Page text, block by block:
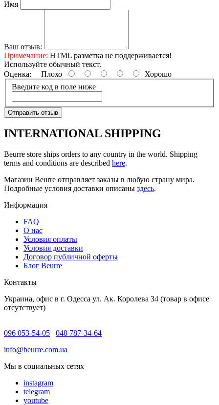
Имя
Ваш отзыв:
Примечание: HTML разметка не поддерживается!
Используйте обычный текст.
Оценка: Плохо
Хорошо
Введите код в поле ниже
Отправить отзыв
INTERNATIONAL SHIPPING
Beurre store ships orders to any country in the world. Shipping
terms and conditions are described here.
Магазин Beurre отправляет заказы в любую страну мира.
Подробные условия доставки описаны здесь.
Информация
FAQ
O нас
Условия оплаты
Условия доставки
Договор публичной оферты
Блог Beurre
Контакты
Украина, офис в г. Одесса ул. Ак. Королева 34 (товар в офисе
отсутствует)
096 053-54-05
048 787-34-64
info@beurre.com.ua
Мы в социальных сетях
instagram
telegram
youtube